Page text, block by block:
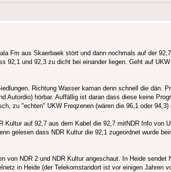
Fm aus Skaerbaek stört und dann nochmals auf der
92,1 und 92,3 zu dicht bei einander liegen. Geht auf
Richtung Wasser kaman denn schnell die dän.
hörbar. Auffällig ist daran dass diese keine
zu "echten" UKW Freqzenen (wären die 96,1 oder 94,3)
auf 92,7 aus dem Kabel die 92,7 mitNDR Info von
gelesen dass NDR Kultur die 92,1 zugeordnet wurde
von NDR 2 und NDR Kultur angeschaut. In Heide sendet
in Heide (der Telekomstandort ist vor einigen Jahren